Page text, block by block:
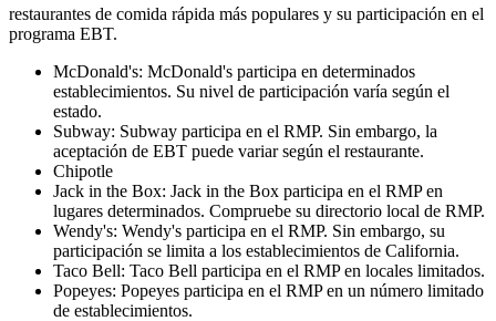
restaurantes de comida rápida más populares y su participación en el
programa EBT.
McDonald's: McDonald's participa en determinados
establecimientos. Su nivel de participación varía según el
estado.
Subway: Subway participa en el RMP. Sin embargo, la
aceptación de EBT puede variar según el restaurante.
Chipotle
Jack in the Box: Jack in the Box participa en el RMP en
lugares determinados. Compruebe su directorio local de RMP.
Wendy's: Wendy's participa en el RMP. Sin embargo, su
participación se limita a los establecimientos de California.
Taco Bell: Taco Bell participa en el RMP en locales limitados.
Popeyes: Popeyes participa en el RMP en un número limitado
de establecimientos.